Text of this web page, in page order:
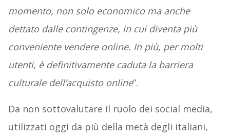
momento, non solo economico ma anche
dettato dalle contingenze, in cui diventa più
conveniente vendere online. In più, per molti
utenti, è definitivamente caduta la barriera
culturale dell’acquisto online”.
Da non sottovalutare il ruolo dei social media,
utilizzati oggi da più della metà degli italiani,